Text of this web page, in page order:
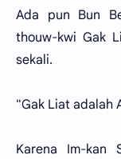
Ada pun Bun
thouw-kwi Gak
sekali.
"Gak Liat adalah
Karena Im-kan